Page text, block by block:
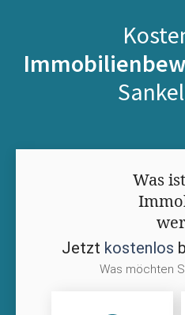
Was
Jetzt kostenlos
Was möchten